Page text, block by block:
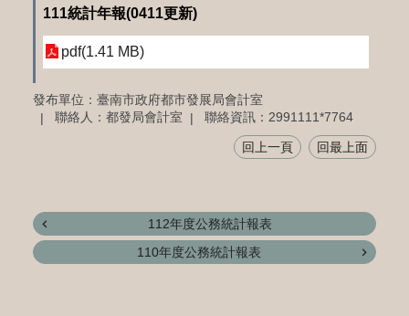
111統計年報(0411更新)
pdf(1.41 MB)
發布單位：臺南市政府都市發展局會計室
聯絡人：都發局會計室
聯絡資訊：2991111*7764
回上一頁 回最上面
112年度公務統計報表
110年度公務統計報表